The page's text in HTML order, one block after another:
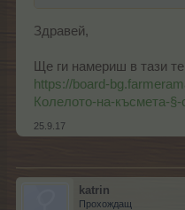
Здравей,
Ще ги намериш в тази
https://board-
Колелото-на-късмета-
25.9.17
katrin
Прохождащ